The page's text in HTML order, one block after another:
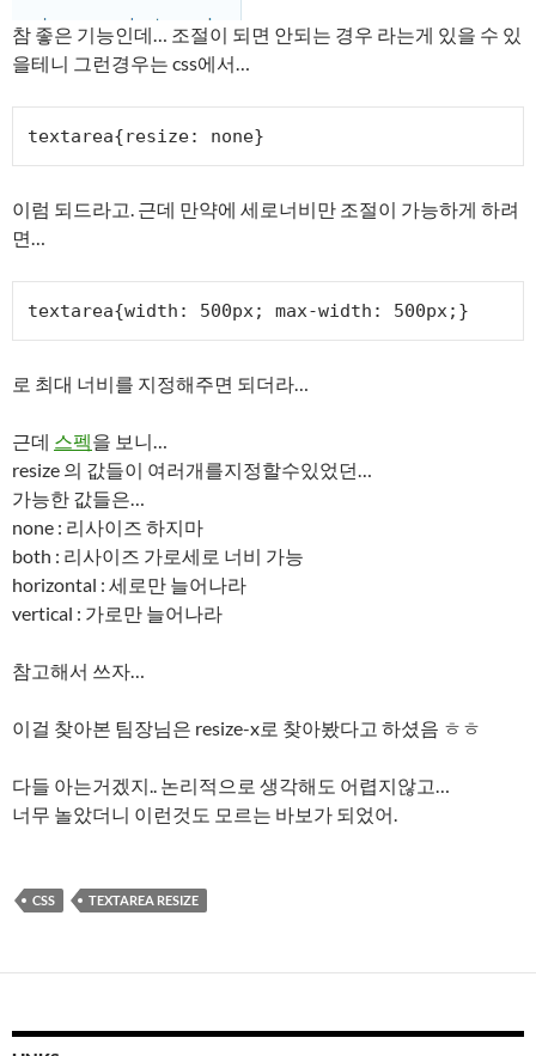
참 좋은 기능인데… 조절이 되면 안되는 경우 라는게 있을 수 있
을테니 그런경우는 css에서…
textarea{resize: none}
이럼 되드라고. 근데 만약에 세로너비만 조절이 가능하게 하려
면…
textarea{width: 500px; max-width: 500px;}
로 최대 너비를 지정해주면 되더라…
근데 스펙을 보니…
resize 의 값들이 여러개를지정할수있었던…
가능한 값들은…
none : 리사이즈 하지마
both : 리사이즈 가로세로 너비 가능
horizontal : 세로만 늘어나라
vertical : 가로만 늘어나라
참고해서 쓰자…
이걸 찾아본 팀장님은 resize-x로 찾아봤다고 하셨음 ㅎㅎ
다들 아는거겠지.. 논리적으로 생각해도 어렵지않고…
너무 놀았더니 이런것도 모르는 바보가 되었어.
CSS TEXTAREA RESIZE